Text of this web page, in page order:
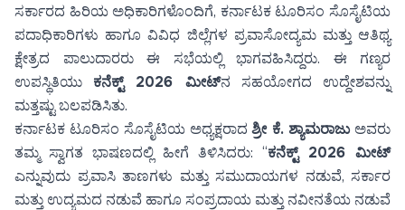
ಸರ್ಕಾರದ ಹಿರಿಯ ಅಧಿಕಾರಿಗಳೊಂದಿಗೆ, ಕರ್ನಾಟಕ ಟೂರಿಸಂ ಸೊಸೈಟಿಯ
ಪದಾಧಿಕಾರಿಗಳು ಹಾಗೂ ವಿವಿಧ ಜಿಲ್ಲೆಗಳ ಪ್ರವಾಸೋದ್ಯಮ ಮತ್ತು ಆತಿಥ್ಯ
ಕ್ಷೇತ್ರದ ಪಾಲುದಾರರು ಈ ಸಭೆಯಲ್ಲಿ ಭಾಗವಹಿಸಿದ್ದರು. ಈ ಗಣ್ಯರ
ಉಪಸ್ಥಿತಿಯು ಕನೆಕ್ಟ್ 2026 ಮೀಟ್ನ ಸಹಯೋಗದ ಉದ್ದೇಶವನ್ನು
ಮತ್ತಷ್ಟು ಬಲಪಡಿಸಿತು.
ಕರ್ನಾಟಕ ಟೂರಿಸಂ ಸೊಸೈಟಿಯ ಅಧ್ಯಕ್ಷರಾದಶ್ರೀ ಕೆ. ಶ್ಯಾಮರಾಜು ಅವರು
ತಮ್ಮ ಸ್ವಾಗತ ಭಾಷಣದಲ್ಲಿ ಹೀಗೆ ತಿಳಿಸಿದರು: “ಕನೆಕ್ಟ್ 2026 ಮೀಟ್
ಎನ್ನುವುದು ಪ್ರವಾಸಿ ತಾಣಗಳು ಮತ್ತು ಸಮುದಾಯಗಳ ನಡುವೆ, ಸರ್ಕಾರ
ಮತ್ತು ಉದ್ಯಮದ ನಡುವೆ ಹಾಗೂ ಸಂಪ್ರದಾಯ ಮತ್ತು ನವೀನತೆಯ ನಡುವೆ